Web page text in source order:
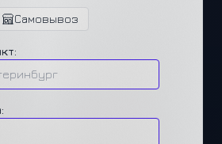
Самовывоз